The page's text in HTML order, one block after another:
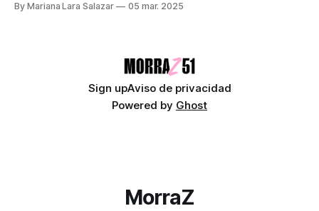
y periodista. ¿Qué significa estar aquí? ¿Qué pasa cuando
By Mariana Lara Salazar 05 mar. 2025
Sign upAviso de privacidad
Powered by Ghost
MorraZ